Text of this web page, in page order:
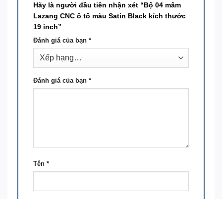
Hãy là người đầu tiên nhận xét “Bộ 04 mâm
Lazang CNC ô tô màu Satin Black kích thước
19 inch”
Đánh giá của bạn *
Đánh giá của bạn *
Tên *